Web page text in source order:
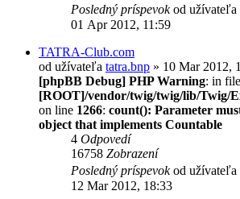
Posledný príspevokod užívateľa
01 Apr 2012, 11:59
TATRA-Club.com
od užívateľa tatra.bnp » 10 Mar 2012,
[phpBB Debug] PHP Warning: in file
[ROOT]/vendor/twig/twig/lib/Twig/
on line 1266: count(): Parameter
object that implements Countable
4 Odpovedí
16758 Zobrazení
Posledný príspevokod užívateľa
12 Mar 2012, 18:33